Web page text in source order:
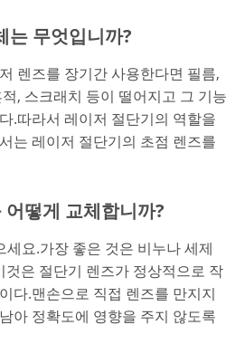
는 무엇입니까?
렌즈를 장기간 사용한다면 필름,
, 스크래치 등이 떨어지고 그 기능
.따라서 레이저 절단기의 역할을
는 레이저 절단기의 초점 렌즈를
떻게 교체합니까?
세요.가장 좋은 것은 비누나 세제
것은 절단기 렌즈가 정상적으로 작
다.맨손으로 직접 렌즈를 만지지
아 정확도에 영향을 주지 않도록